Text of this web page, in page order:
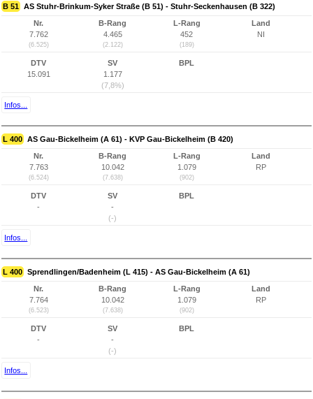
B 51 AS Stuhr-Brinkum-Syker Straße (B 51) - Stuhr-Seckenhausen (B 322)
Nr.
7.762
(6.525)
B-Rang
4.465
(2.122)
L-Rang
452
(189)
Land
NI
DTV
15.091
SV
1.177
(7,8%)
BPL
Infos...
L 400 AS Gau-Bickelheim (A 61) - KVP Gau-Bickelheim (B 420)
Nr.
7.763
(6.524)
B-Rang
10.042
(7.638)
L-Rang
1.079
(902)
Land
RP
DTV
-
SV
-
(-)
BPL
Infos...
L 400 Sprendlingen/Badenheim (L 415) - AS Gau-Bickelheim (A 61)
Nr.
7.764
(6.523)
B-Rang
10.042
(7.638)
L-Rang
1.079
(902)
Land
RP
DTV
-
SV
-
(-)
BPL
Infos...